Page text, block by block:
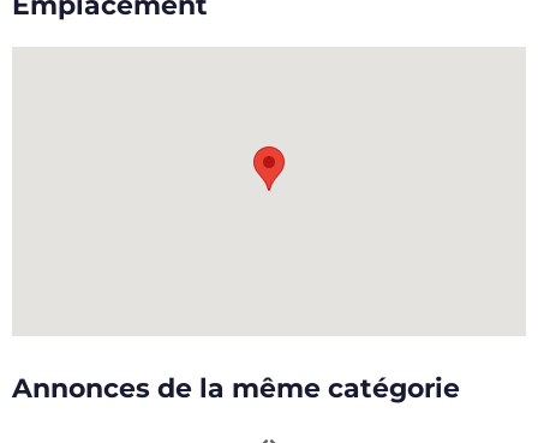
Annonces de la même catégorie